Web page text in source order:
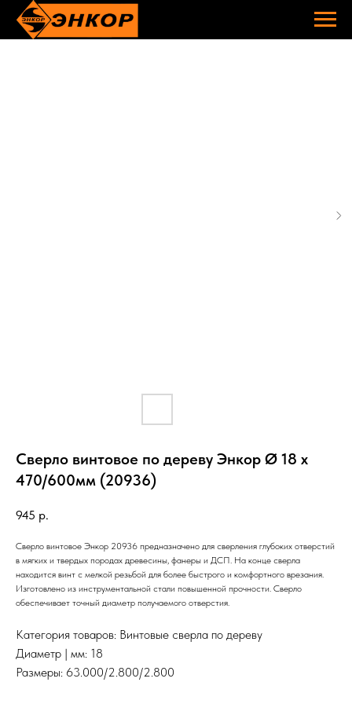
Сверло винтовое по дереву Энкор Ø 18 х
470/600мм (20936)
945 р.
Сверло винтовое Энкор 20936 предназначено для сверления глубоких отверстий
в мягких и твердых породах древесины, фанеры и ДСП. На конце сверла
находится винт с мелкой резьбой для более быстрого и комфортного врезания.
Изготовлено из инструментальной стали повышенной прочности. Сверло
обеспечивает точный диаметр получаемого отверстия.
Категория товаров: Винтовые сверла по дереву
Диаметр | мм: 18
Размеры: 63.000/2.800/2.800